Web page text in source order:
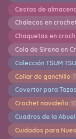
Cestas de
Chalecos en
Chaquetas en
Cola de Sirena en
Colección TSUM
Collar de ganchillo
Covertor para
Crochet navideño
Cuadros de la
Cuidados para